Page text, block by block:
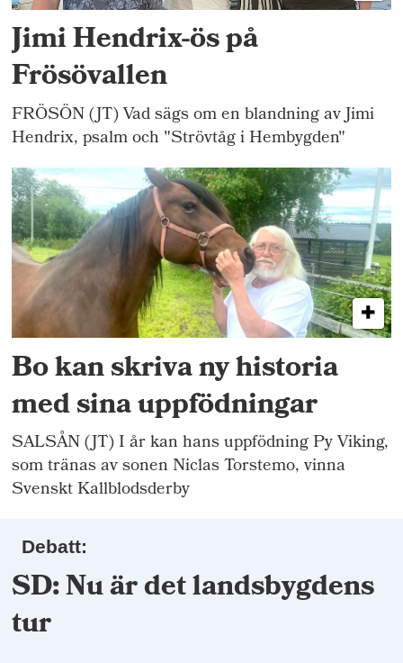
Jimi Hendrix-ös på
Frösövallen
FRÖSÖN (JT) Vad sägs om en blandning av Jimi
Hendrix, psalm och "Strövtåg i Hembygden"
Bo kan skriva ny historia
med sina uppfödningar
SALSÅN (JT) I år kan hans uppfödning Py Viking,
som tränas av sonen Niclas Torstemo, vinna
Svenskt Kallblodsderby
Debatt:
SD: Nu är det landsbygdens
tur